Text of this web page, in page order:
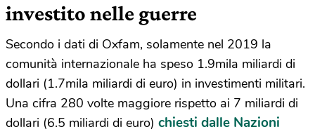
investito nelle guerre
Secondo i dati di Oxfam, solamente nel 2019 la
comunità internazionale ha speso 1.9mila miliardi di
dollari (1.7mila miliardi di euro) in investimenti militari.
Una cifra 280 volte maggiore rispetto ai 7 miliardi di
dollari (6.5 miliardi di euro) chiesti dalle Nazioni